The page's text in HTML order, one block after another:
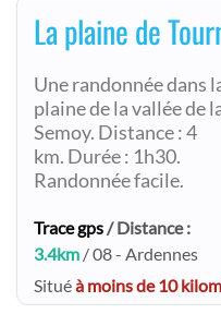
La plaine de
Une randonnée dans
plaine de la vallée de
Semoy. Distance : 4
km. Durée : 1h30.
Randonnée facile.
Trace gps/ Distance :
3.4km / 08 - Ardennes
Situéà moins de 10